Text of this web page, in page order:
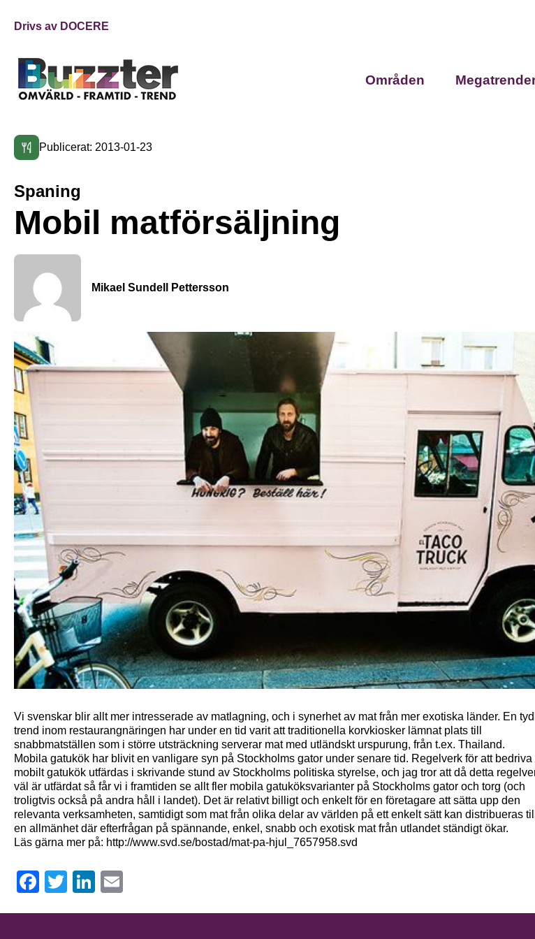
Drivs av DOCERE
Områden
Publicerat: 2013-01-23
Spaning
Mobil matförsäljning
Mikael Sundell Pettersson
Vi svenskar blir allt mer intresserade av matlagning, och i synerhet av mat från mer exotiska länder. En
trend inom restaurangnäringen har under en tid varit att traditionella korvkiosker lämnat plats till
snabbmatställen som i större utsträckning serverar mat med utländskt urspurung, från t.ex. Thailand.
Mobila gatukök har blivit en vanligare syn på Stockholms gator under senare tid. Regelverk för att bedriva
mobilt gatukök utfärdas i skrivande stund av Stockholms politiska styrelse, och jag tror att då detta
väl är utfärdat så får vi i framtiden se allt fler mobila gatuköksvarianter på Stockholms gator och torg (och
troligtvis också på andra håll i landet). Det är relativt billigt och enkelt för en företagare att sätta upp den
relevanta verksamheten, samtidigt som mat från olika delar av världen på ett enkelt sätt kan distribueras till
en allmänhet där efterfrågan på spännande, enkel, snabb och exotisk mat från utlandet ständigt ökar.
Läs gärna mer på: http://www.svd.se/bostad/mat-pa-hjul_7657958.svd
Facebook
Twitter LinkedIn